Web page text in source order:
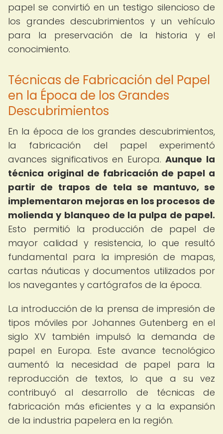
papel se convirtió en un testigo silencioso de
los grandes descubrimientos y un vehículo
para la preservación de la historia y el
conocimiento.
Técnicas de Fabricación del Papel
en la Época de los Grandes
Descubrimientos
En la época de los grandes descubrimientos,
la fabricación del papel experimentó
avances significativos en Europa.Aunque la
técnica original de fabricación de papel a
partir de trapos de tela se mantuvo, se
implementaron mejoras en los procesos de
molienda y blanqueo de la pulpa de papel.
Esto permitió la producción de papel de
mayor calidad y resistencia, lo que resultó
fundamental para la impresión de mapas,
cartas náuticas y documentos utilizados por
los navegantes y cartógrafos de la época.
La introducción de la prensa de impresión de
tipos móviles por Johannes Gutenberg en el
siglo XV también impulsó la demanda de
papel en Europa. Este avance tecnológico
aumentó la necesidad de papel para la
reproducción de textos, lo que a su vez
contribuyó al desarrollo de técnicas de
fabricación más eficientes y a la expansión
de la industria papelera en la región.